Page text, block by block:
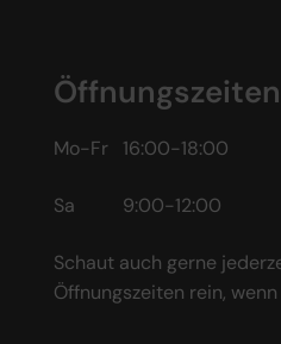
Mo-Fr 16:00-18:00
Sa 9:00-12:00
Schaut auch gerne
Öffnungszeiten rein,